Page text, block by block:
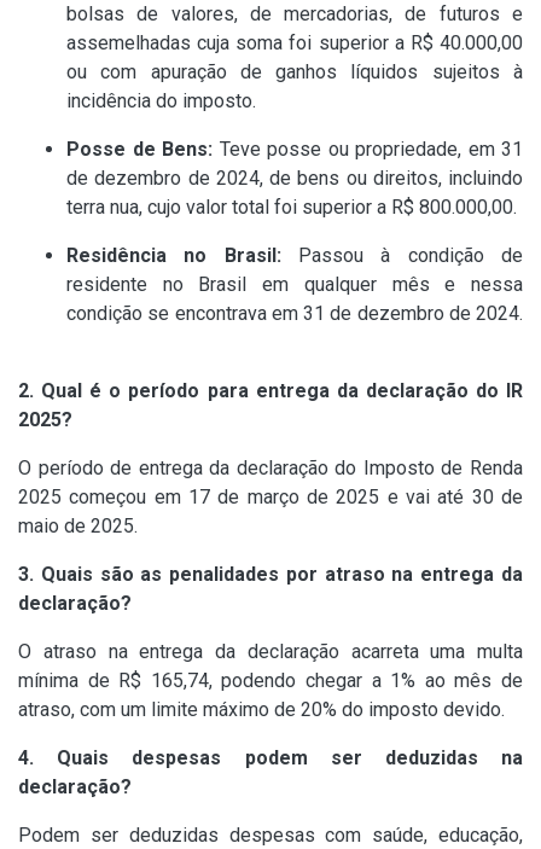
bolsas de valores, de mercadorias, de futuros e
assemelhadas cuja soma foi superior a R$ 40.000,00
ou com apuração de ganhos líquidos sujeitos à
incidência do imposto. ​
Posse de Bens: Teve posse ou propriedade, em 31
de dezembro de 2024, de bens ou direitos, incluindo
terra nua, cujo valor total foi superior a R$ 800.000,00. ​
Residência no Brasil: Passou à condição de
residente no Brasil em qualquer mês e nessa
condição se encontrava em 31 de dezembro de 2024.
2. Qual é o período para entrega da declaração do IR
2025?
O período de entrega da declaração do Imposto de Renda
2025 começou em 17 de março de 2025 e vai até 30 de
maio de 2025. ​
3. Quais são as penalidades por atraso na entrega da
declaração?
O atraso na entrega da declaração acarreta uma multa
mínima de R$ 165,74, podendo chegar a 1% ao mês de
atraso, com um limite máximo de 20% do imposto devido.
4. Quais despesas podem ser deduzidas na
declaração?
Podem ser deduzidas despesas com saúde, educação,